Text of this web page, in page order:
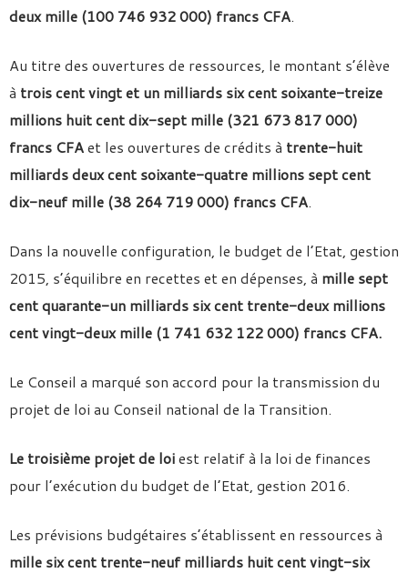
deux mille (100 746 932 000) francs CFA.
Au titre des ouvertures de ressources, le montant s’élève
à trois cent vingt et un milliards six cent soixante-treize
millions huit cent dix-sept mille (321 673 817 000)
francs CFAet les ouvertures de crédits à trente-huit
milliards deux cent soixante-quatre millions sept cent
dix-neuf mille (38 264 719 000) francs CFA.
Dans la nouvelle configuration, le budget de l’Etat, gestion
2015, s’équilibre en recettes et en dépenses, à mille sept
cent quarante-un milliards six cent trente-deux millions
cent vingt-deux mille (1 741 632 122 000) francs CFA.
Le Conseil a marqué son accord pour la transmission du
projet de loi au Conseil national de la Transition.
Le troisième projet de loiest relatif à la loi de finances
pour l’exécution du budget de l’Etat, gestion 2016.
Les prévisions budgétaires s’établissent en ressources à
mille six cent trente-neuf milliards huit cent vingt-six